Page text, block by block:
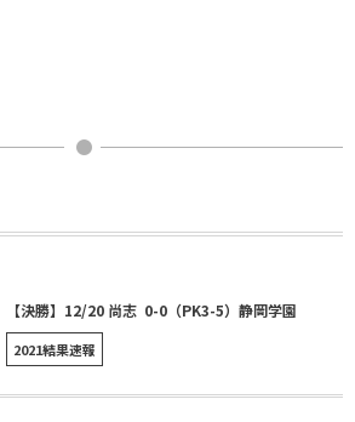
【決勝】12/20 尚志 0-0（PK3-5）静岡学園
2021結果速報